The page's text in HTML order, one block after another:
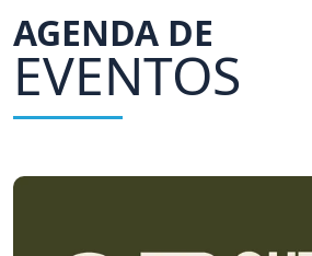
AGENDA DE
EVENTOS